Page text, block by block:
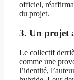
officiel,
du projet.
3. Un projet
Le collectif
comme une
l’identité,